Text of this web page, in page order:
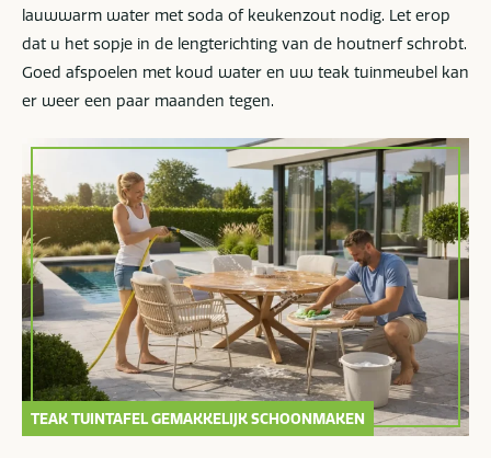
lauwwarm water met soda of keukenzout nodig. Let erop
dat u het sopje in de lengterichting van de houtnerf schrobt.
Goed afspoelen met koud water en uw teak tuinmeubel kan
er weer een paar maanden tegen.
TEAK TUINTAFEL GEMAKKELIJK SCHOONMAKEN